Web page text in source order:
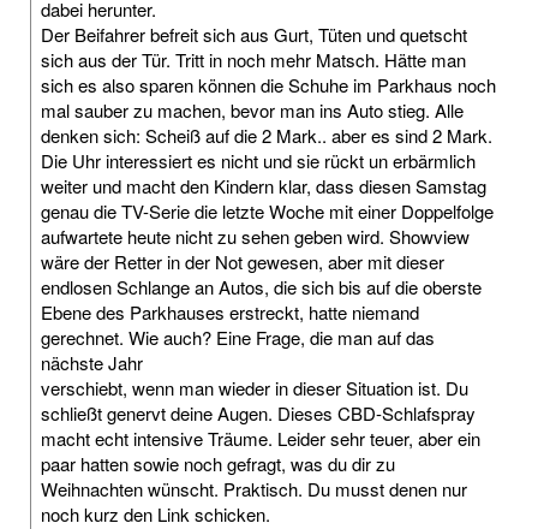
dabei herunter.
Der Beifahrer befreit sich aus Gurt, Tüten und quetscht
sich aus der Tür. Tritt in noch mehr Matsch. Hätte man
sich es also sparen können die Schuhe im Parkhaus noch
mal sauber zu machen, bevor man ins Auto stieg. Alle
denken sich: Scheiß auf die 2 Mark.. aber es sind 2 Mark.
Die Uhr interessiert es nicht und sie rückt un erbärmlich
weiter und macht den Kindern klar, dass diesen Samstag
genau die TV-Serie die letzte Woche mit einer Doppelfolge
aufwartete heute nicht zu sehen geben wird. Showview
wäre der Retter in der Not gewesen, aber mit dieser
endlosen Schlange an Autos, die sich bis auf die oberste
Ebene des Parkhauses erstreckt, hatte niemand
gerechnet. Wie auch? Eine Frage, die man auf das
nächste Jahr
verschiebt, wenn man wieder in dieser Situation ist. Du
schließt genervt deine Augen. Dieses CBD-Schlafspray
macht echt intensive Träume. Leider sehr teuer, aber ein
paar hatten sowie noch gefragt, was du dir zu
Weihnachten wünscht. Praktisch. Du musst denen nur
noch kurz den Link schicken.